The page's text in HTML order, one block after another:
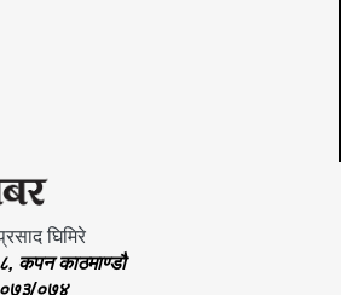
घिमिरे
कपन काठमाण्डौ
०७४